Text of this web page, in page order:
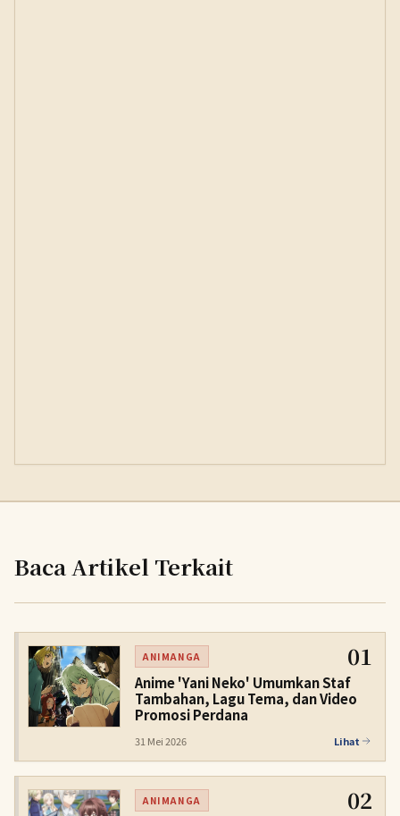
Baca Artikel Terkait
ANIMANGA 01
Anime 'Yani Neko' Umumkan Staf
Tambahan, Lagu Tema, dan Video
Promosi Perdana
31 Mei 2026 Lihat
ANIMANGA 02